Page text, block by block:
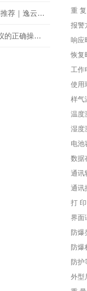
工业 H2S 在线监测推荐｜逸云天 MIC-600-H2S 固定式硫化氢检测仪评测
详述甲烷浓度检测仪的正确操作使用方法
重
报警
响应
恢复
工作
使用
样气
温度
湿度
电池
数据
通讯
通讯
打
界面
防爆
防爆
防护
外型